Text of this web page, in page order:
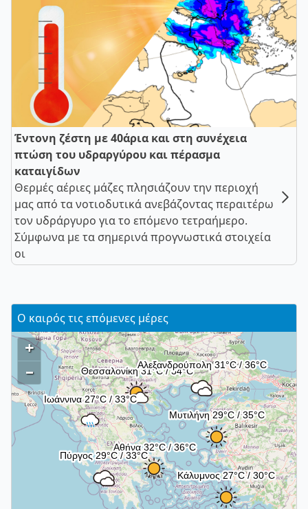
Έντονη ζέστη με 40άρια και στη συνέχεια
πτώση του υδραργύρου και πέρασμα
καταιγίδων
Θερμές αέριες μάζες πλησιάζουν την περιοχή
μας από τα νοτιοδυτικά ανεβάζοντας περαιτέρω
τον υδράργυρο για το επόμενο τετραήμερο.
Σύμφωνα με τα σημερινά προγνωστικά στοιχεία
οι
Ο καιρός τις επόμενες μέρες
+
–